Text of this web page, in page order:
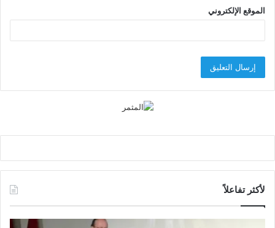
الموقع الإلكتروني
لأكثر تفاعلاً